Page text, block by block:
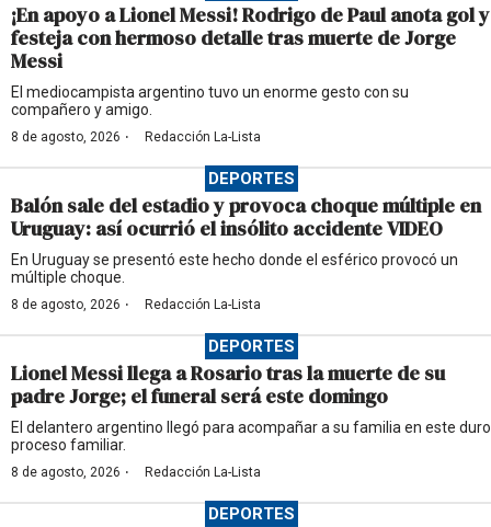
¡En apoyo a Lionel Messi! Rodrigo de Paul anota gol y
festeja con hermoso detalle tras muerte de Jorge
Messi
El mediocampista argentino tuvo un enorme gesto con su
compañero y amigo.
8 de agosto, 2026 · Redacción La-Lista
DEPORTES
Balón sale del estadio y provoca choque múltiple en
Uruguay: así ocurrió el insólito accidente VIDEO
En Uruguay se presentó este hecho donde el esférico provocó un
múltiple choque.
8 de agosto, 2026 · Redacción La-Lista
DEPORTES
Lionel Messi llega a Rosario tras la muerte de su
padre Jorge; el funeral será este domingo
El delantero argentino llegó para acompañar a su familia en este duro
proceso familiar.
8 de agosto, 2026 · Redacción La-Lista
DEPORTES